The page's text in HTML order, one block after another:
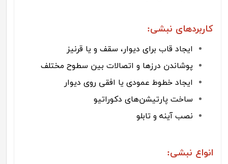
کاربردهای نبشی:
ایجاد قاب برای دیوار، سقف و یا قرنیز
پوشاندن درزها و اتصالات بین سطوح مختلف
ایجاد خطوط عمودی یا افقی روی دیوار
ساخت پارتیشن‌های دکوراتیو
نصب آینه و تابلو
انواع نبشی: